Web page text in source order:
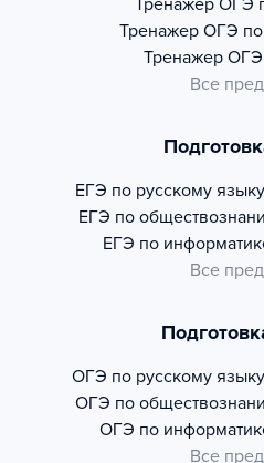
Тренажер ОГЭ
Тренажер ОГЭ по
Тренажер ОГЭ
Все
ЕГЭ по русскому языку
ЕГЭ по
ЕГЭ по
Все
ОГЭ по русскому языку
ОГЭ по
ОГЭ по
Все